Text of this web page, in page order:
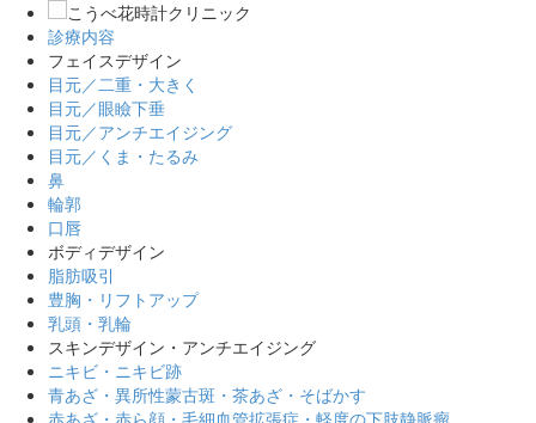
診療内容
フェイスデザイン
目元／二重・大きく
目元／眼瞼下垂
目元／アンチエイジング
目元／くま・たるみ
鼻
輪郭
口唇
ボディデザイン
脂肪吸引
豊胸・リフトアップ
乳頭・乳輪
スキンデザイン・アンチエイジング
ニキビ・ニキビ跡
青あざ・異所性蒙古斑・茶あざ・そばかす
赤あざ・赤ら顔・毛細血管拡張症・軽度の下肢静脈瘤